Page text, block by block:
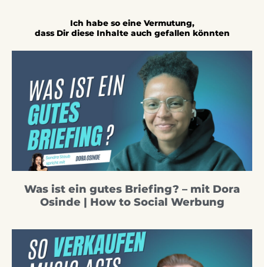
Ich habe so eine Vermutung,
dass Dir diese Inhalte auch gefallen könnten
Was ist ein gutes Briefing? – mit Dora
Osinde | How to Social Werbung